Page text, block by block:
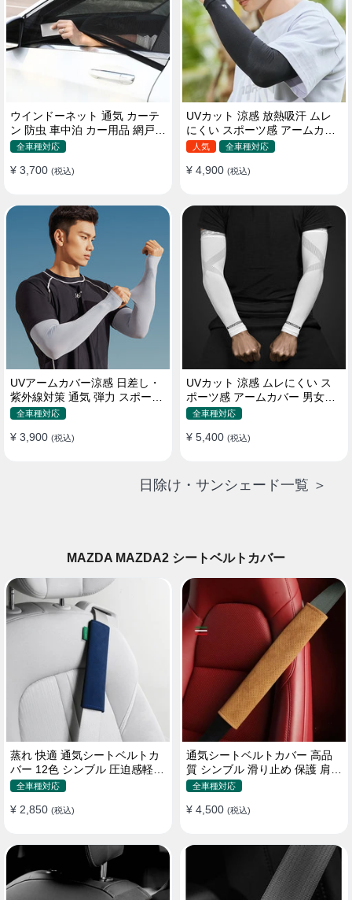
ウインドーネット 通気 カーテ
ン 防虫 車中泊 カー用品 網戸
取付簡単
全車種対応
¥ 3,700 (税込)
UVカット 涼感 放熱吸汗 ムレ
にくい スポーツ感 アームカバ
ー 男女汎用
人気 全車種対応
¥ 4,900 (税込)
UVアームカバー涼感 日差し・
紫外線対策 通気 弾力 スポーツ
感 メンズ
全車種対応
¥ 3,900 (税込)
UVカット 涼感 ムレにくい ス
ポーツ感 アームカバー 男女汎
用 xs-xxl
全車種対応
¥ 5,400 (税込)
日除け・サンシェード一覧 ＞
MAZDA MAZDA2 シートベルトカバー
蒸れ 快適 通気シートベルトカ
バー 12色 シンブル 圧迫感軽減
保護 肩当てパッド
全車種対応
¥ 2,850 (税込)
通気シートベルトカバー 高品
質 シンブル 滑り止め 保護 肩当
てパッド 圧迫感軽減
全車種対応
¥ 4,500 (税込)